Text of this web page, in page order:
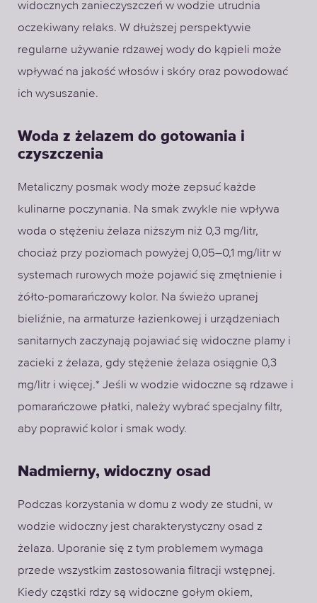
widocznych zanieczyszczeń w wodzie utrudnia
oczekiwany relaks. W dłuższej perspektywie
regularne używanie rdzawej wody do kąpieli może
wpływać na jakość włosów i skóry oraz powodować
ich wysuszanie.
Woda z żelazem do gotowania i
czyszczenia
Metaliczny posmak wody może zepsuć każde
kulinarne poczynania. Na smak zwykle nie wpływa
woda o stężeniu żelaza niższym niż 0,3 mg/litr,
chociaż przy poziomach powyżej 0,05–0,1 mg/litr w
systemach rurowych może pojawić się zmętnienie i
żółto-pomarańczowy kolor. Na świeżo upranej
bieliźnie, na armaturze łazienkowej i urządzeniach
sanitarnych zaczynają pojawiać się widoczne plamy i
zacieki z żelaza, gdy stężenie żelaza osiągnie 0,3
mg/litr i więcej.* Jeśli w wodzie widoczne są rdzawe i
pomarańczowe płatki, należy wybrać specjalny filtr,
aby poprawić kolor i smak wody.
Nadmierny, widoczny osad
Podczas korzystania w domu z wody ze studni, w
wodzie widoczny jest charakterystyczny osad z
żelaza. Uporanie się z tym problemem wymaga
przede wszystkim zastosowania filtracji wstępnej.
Kiedy cząstki rdzy są widoczne gołym okiem,